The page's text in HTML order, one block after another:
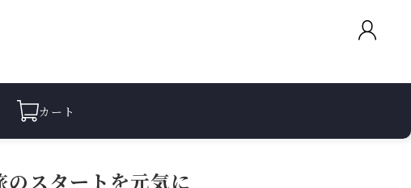
カート
のスタートを元気に